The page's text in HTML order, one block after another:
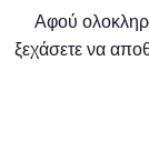
Αφού
ξεχάσετε να